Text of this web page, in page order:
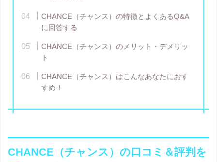
CHANCE（チャンス）の特徴とよくあるQ&A
に回答する
CHANCE（チャンス）のメリット・デメリッ
ト
CHANCE（チャンス）はこんなあなたにおす
すめ！
CHANCE（チャンス）の口コミ＆評判を